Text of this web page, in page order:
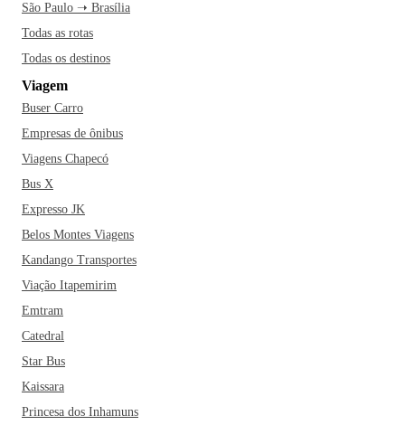
São Paulo ➝ Brasília
Todas as rotas
Todas os destinos
Viagem
Buser Carro
Empresas de ônibus
Viagens Chapecó
Bus X
Expresso JK
Belos Montes Viagens
Kandango Transportes
Viação Itapemirim
Emtram
Catedral
Star Bus
Kaissara
Princesa dos Inhamuns